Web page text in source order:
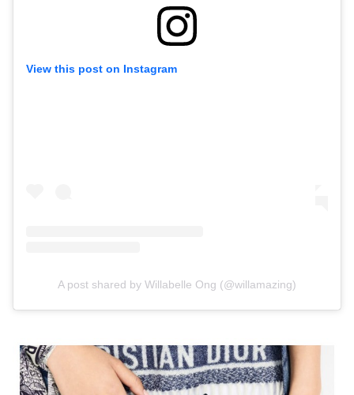
View this post on Instagram
A post shared by Willabelle Ong (@willamazing)